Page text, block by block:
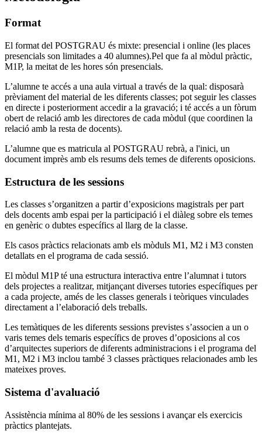
Format
El format del POSTGRAU és mixte: presencial i online (les places
presencials son limitades a 40 alumnes).Pel que fa al mòdul pràctic,
M1P, la meitat de les hores són presencials.
L’alumne te accés a una aula virtual a través de la qual: disposarà
prèviament del material de les diferents classes; pot seguir les classes
en directe i posteriorment accedir a la gravació; i té accés a un fòrum
obert de relació amb les directores de cada mòdul (que coordinen la
relació amb la resta de docents).
L’alumne que es matricula al POSTGRAU rebrà, a l'inici, un
document imprès amb els resums dels temes de diferents oposicions.
Estructura de les sessions
Les classes s’organitzen a partir d’exposicions magistrals per part
dels docents amb espai per la participació i el diàleg sobre els temes
en genèric o dubtes específics al llarg de la classe.
Els casos pràctics relacionats amb els mòduls M1, M2 i M3 consten
detallats en el programa de cada sessió.
El mòdul M1P té una estructura interactiva entre l’alumnat i tutors
dels projectes a realitzar, mitjançant diverses tutories específiques per
a cada projecte, amés de les classes generals i teòriques vinculades
directament a l’elaboració dels treballs.
Les temàtiques de les diferents sessions previstes s’associen a un o
varis temes dels temaris específics de proves d’oposicions al cos
d’arquitectes superiors de diferents administracions i el programa del
M1, M2 i M3 inclou també 3 classes pràctiques relacionades amb les
mateixes proves.
Sistema d'avaluació
Assistència mínima al 80% de les sessions i avançar els exercicis
pràctics plantejats.